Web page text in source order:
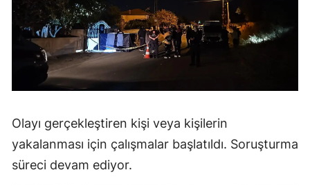
Olayı gerçekleştiren kişi veya kişilerin
yakalanması için çalışmalar başlatıldı. Soruşturma
süreci devam ediyor.